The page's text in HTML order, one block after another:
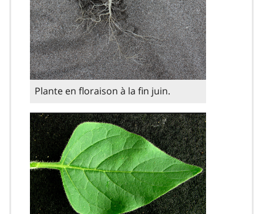
Plante en floraison à la fin juin.